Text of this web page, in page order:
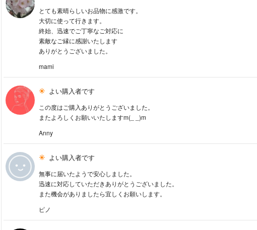
とても素晴らしいお品物に感激です。
大切に使って行きます。
終始、迅速でご丁寧なご対応に
素敵なご縁に感謝いたします
ありがとうございました。
mami
よい購入者です
この度はご購入ありがとうございました。
またよろしくお願いいたしますm(_ _)m
Anny
よい購入者です
無事に届いたようで安心しました。
迅速に対応していただきありがとうございました。
また機会がありましたら宜しくお願いします。
ピノ